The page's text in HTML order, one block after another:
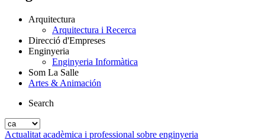
Arquitectura
Arquitectura i Recerca
Direcció d'Empreses
Enginyeria
Enginyeria Informàtica
Som La Salle
Artes & Animación
Search
Actualitat acadèmica i professional sobre enginyeria